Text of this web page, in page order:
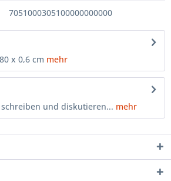
7051000305100000000000
x 0,6 cm mehr
und diskutieren... mehr